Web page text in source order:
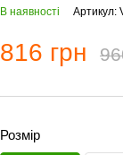
В наявності Артикул:
816 грн
Розмір